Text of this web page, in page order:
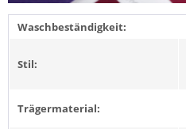
Waschbeständigkeit:
Stil:
Trägermaterial: